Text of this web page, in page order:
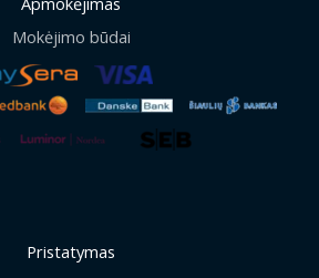
Mokėjimo būdai
Pristatymas